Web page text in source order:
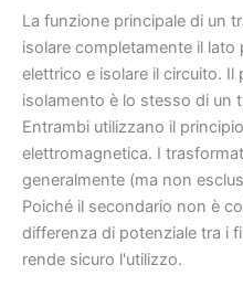
La funzione principale di un
isolare completamente il
elettrico e isolare il circuito.
isolamento è lo stesso di un
Entrambi utilizzano il
elettromagnetica. I
generalmente (ma non
Poiché il secondario non è
differenza di potenziale tra i
rende sicuro l'utilizzo.